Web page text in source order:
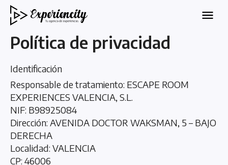
Política de privacidad
Identificación
Responsable de tratamiento: ESCAPE ROOM
EXPERIENCES VALENCIA, S.L.
NIF: B98925084
Dirección: AVENIDA DOCTOR WAKSMAN, 5 – BAJO
DERECHA
Localidad: VALENCIA
CP: 46006